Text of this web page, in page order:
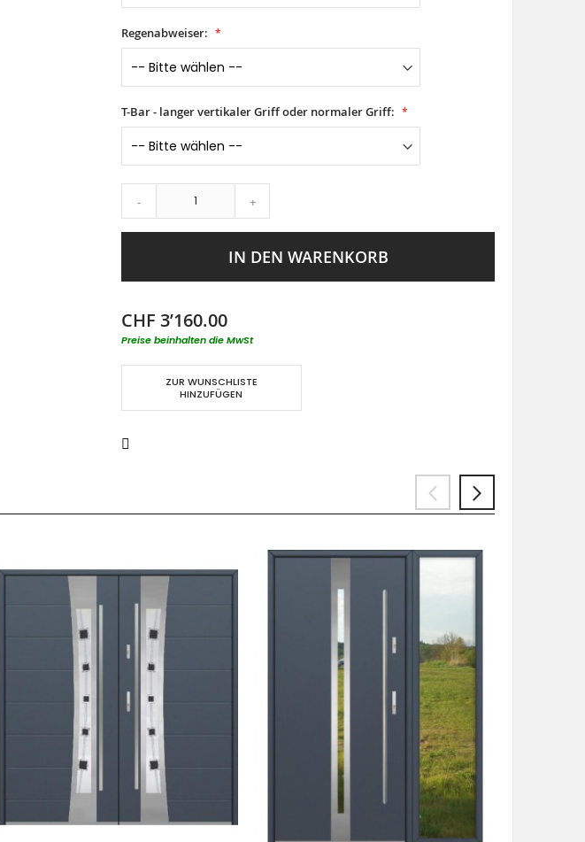
Regenabweiser:
T-Bar - langer vertikaler Griff oder normaler Griff:
- +
IN DEN WARENKORB
CHF 3’160.00
Preise beinhalten die MwSt
ZUR WUNSCHLISTE
HINZUFÜGEN